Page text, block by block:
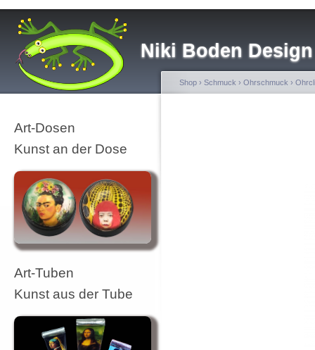
Niki Boden Design
Art-Dosen
Kunst an der Dose
Art-Tuben
Kunst aus der Tube
Shop › Schmuck › Ohrschmuck ›